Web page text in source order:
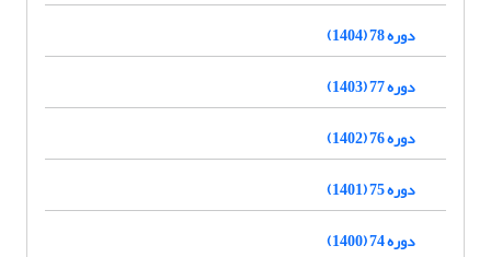
دوره 78 (1404)
دوره 77 (1403)
دوره 76 (1402)
دوره 75 (1401)
دوره 74 (1400)